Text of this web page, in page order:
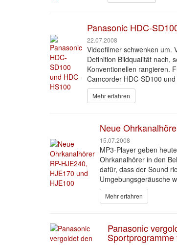
Panasonic HDC-
22.07.2008
Videofilmer schwenken um.
Definition Bildqualität nach,
Konventionellen rangieren.
Camcorder HDC-SD100
Mehr erfahren
Neue
15.07.2008
MP3-Player geben
Ohrkanalhörer in den
dafür, dass der Sound
Umgebungsgeräusche
Mehr erfahren
Panasonic